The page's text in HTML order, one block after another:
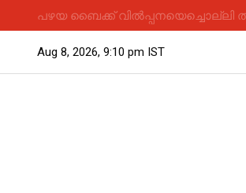
പഴയ ബൈക്ക് വിൽപ്പനയെച്ചൊല്ലി
Aug 8, 2026, 9:10 pm IST